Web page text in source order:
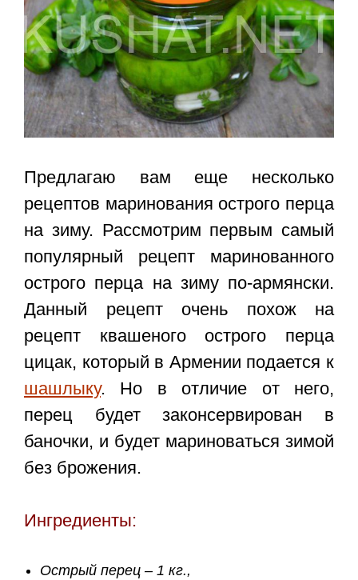
Предлагаю вам еще несколько
рецептов маринования острого перца
на зиму. Рассмотрим первым самый
популярный рецепт маринованного
острого перца на зиму по-армянски.
Данный рецепт очень похож на
рецепт квашеного острого перца
цицак, который в Армении подается к
шашлыку. Но в отличие от него,
перец будет законсервирован в
баночки, и будет мариноваться зимой
без брожения.
Ингредиенты:
Острый перец – 1 кг.,